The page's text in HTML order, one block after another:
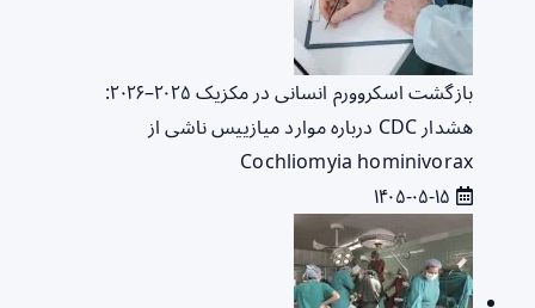
بازگشت اسکروورم انسانی در مکزیک ۲۰۲۵–۲۰۲۶:
هشدار CDC درباره موارد میازییس ناشی از
Cochliomyia hominivorax